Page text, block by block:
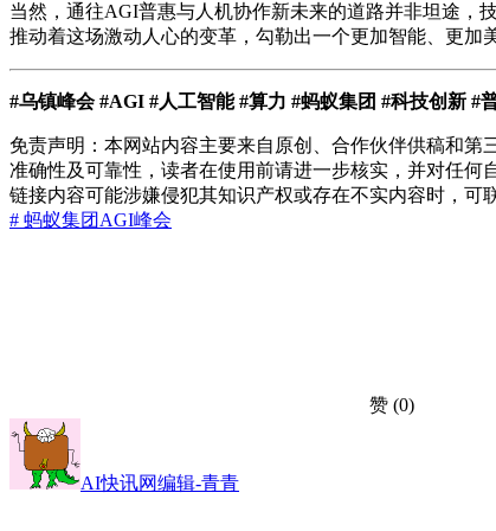
当然，通往AGI普惠与人机协作新未来的道路并非坦途，
推动着这场激动人心的变革，勾勒出一个更加智能、更加
#乌镇峰会 #AGI #人工智能 #算力 #蚂蚁集团 #科技创新 #
免责声明：本网站内容主要来自原创、合作伙伴供稿和
准确性及可靠性，读者在使用前请进一步核实，并对任
链接内容可能涉嫌侵犯其知识产权或存在不实内容时，可
# 蚂蚁集团 AGI峰会
赞 (0)
AI快讯网编辑-青青